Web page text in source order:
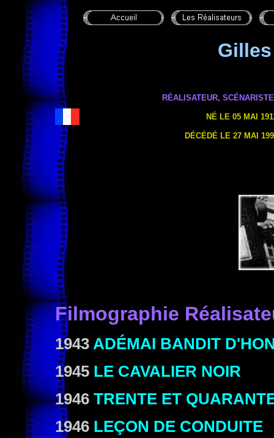
Gilles
RÉALISATEUR,
NÉ LE 05 MAI
DÉCÉDÉ LE 27 MAI
Filmographie
1943 ADÉMAI BANDIT
1945 LE CAVALIER NOIR
1946 TRENTE ET
1946 LEÇON DE CONDUITE